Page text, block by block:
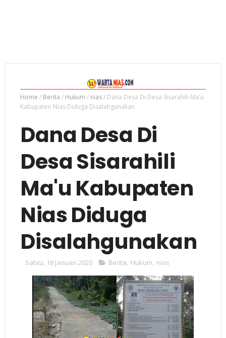
Home / Berita / Hukum / nias/ Dana Desa Di Desa Sisarahili Ma'u
Kabupaten Nias Diduga Disalahgunakan
Dana Desa Di
Desa Sisarahili
Ma'u Kabupaten
Nias Diduga
Disalahgunakan
Sabtu, 18 Januari 2020 Berita, Hukum, nias